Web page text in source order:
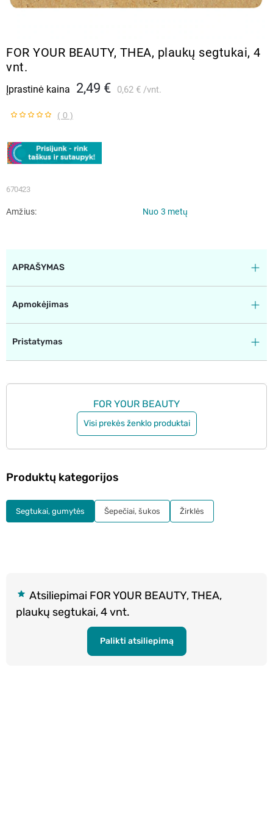
FOR YOUR BEAUTY, THEA, plaukų segtukai, 4
vnt.
Įprastinė kaina 2,49 € 0,62 € vnt.
( 0 )
670423
Amžius Nuo 3 metų
APRAŠYMAS
Apmokėjimas
Pristatymas
FOR YOUR BEAUTY
Visi prekės ženklo produktai
Atsiliepimai FOR YOUR BEAUTY, THEA,
plaukų segtukai, 4 vnt.
Palikti atsiliepimą
Produktų kategorijos
Segtukai, gumytės Šepečiai, šukos Žirklės